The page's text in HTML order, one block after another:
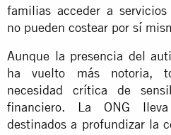
familias acceder a servicios
no pueden costear por sí
Aunque la presencia del
ha vuelto más notoria,
necesidad crítica de
financiero. La ONG
destinados a profundizar la